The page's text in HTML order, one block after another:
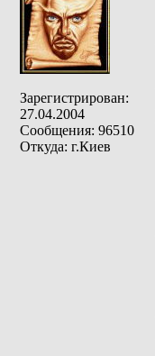
Зарегистрирован:
27.04.2004
Сообщения: 96510
Откуда: г.Киев